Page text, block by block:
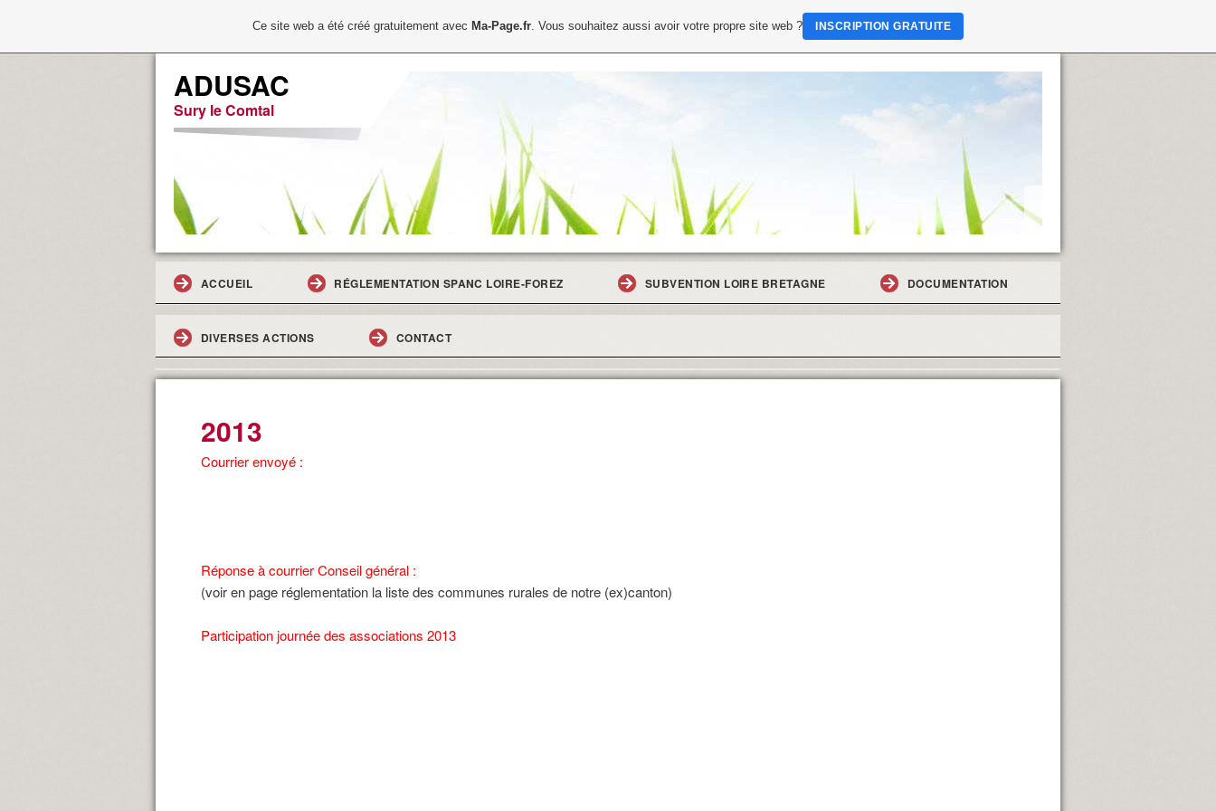
ADUSAC
Sury le Comtal
ACCUEIL RÉGLEMENTATION SPANC LOIRE-FOREZ SUBVENTION LOIRE BRETAGNE DOCUMENTATION
DIVERSES ACTIONS CONTACT
2013
Courrier envoyé :
Réponse à courrier Conseil général :
(voir en page réglementation la liste des communes rurales de notre (ex)canton)
Participation journée des associations 2013
Ce site web a été créé gratuitement avec Ma-Page.fr. Vous souhaitez aussi avoir votre propre site web ? INSCRIPTION GRATUITE